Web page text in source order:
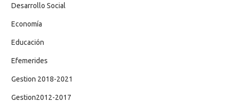
Desarrollo Social
Economía
Educación
Efemerides
Gestion 2018-2021
Gestion2012-2017